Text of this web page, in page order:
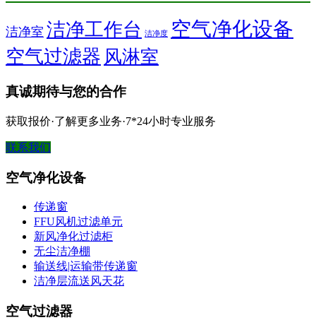
洁净室 洁净工作台 洁净度 空气净化设备
空气过滤器 风淋室
真诚期待与您的合作
获取报价·了解更多业务·7*24小时专业服务
联系我们
空气净化设备
传递窗
FFU风机过滤单元
新风净化过滤柜
无尘洁净棚
输送线|运输带传递窗
洁净层流送风天花
空气过滤器